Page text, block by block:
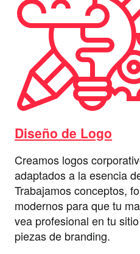
Diseño de Logo
Creamos logos
adaptados a la esencia
Trabajamos conceptos,
modernos para que tu
vea profesional en tu
piezas de branding.